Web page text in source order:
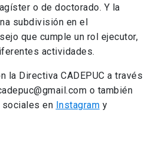
o de doctorado. Y la
subdivisión en el
que cumple un rol ejecutor,
actividades.
la Directiva CADEPUC a través
o también
en Instagram y